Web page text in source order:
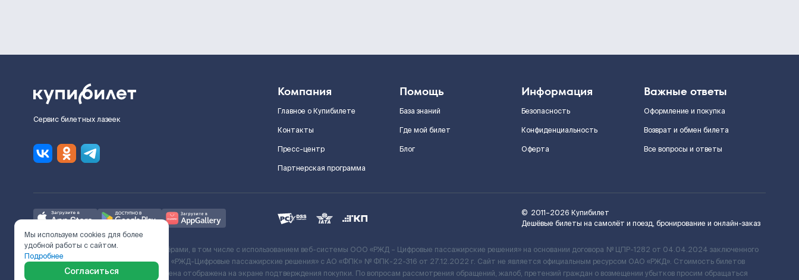
Сервис билетных лазеек
Компания
Главное о Купибилете
Контакты
Пресс-центр
Партнерская программа
Помощь
База знаний
Где мой билет
Блог
Информация
Безопасность
Конфиденциальность
Оферта
Важные ответы
Оформление и покупка
Возврат и обмен билета
Все вопросы и ответы
© 2011–2026 Купибилет
Дешёвые билеты на самолёт и поезд, бронирование и онлайн-заказ
Ж/Д билеты предоставляются партнёрами, в том числе с использованием веб-системы ООО «РЖД – Цифровые пассажирские решения» на основании договора № ЦПР-1282 от 04.04.2024 заключенного
с Поставщиком услуг и Договора ООО «РЖД-Цифровые пассажирские решения» c АО «ФПК» № ФПК-22-316 от 27.12.2022 г. Сайт не является официальным ресурсом ОАО «РЖД». Стоимость билетов
включает сервисный сбор. Итоговая цена отображена на экране подтверждения покупки. По вопросам рассмотрения обращений, жалоб, претензий граждан о возмещении убытков просим обращаться
Мы используем cookies для более
удобной работы с сайтом.
Подробнее
Согласиться